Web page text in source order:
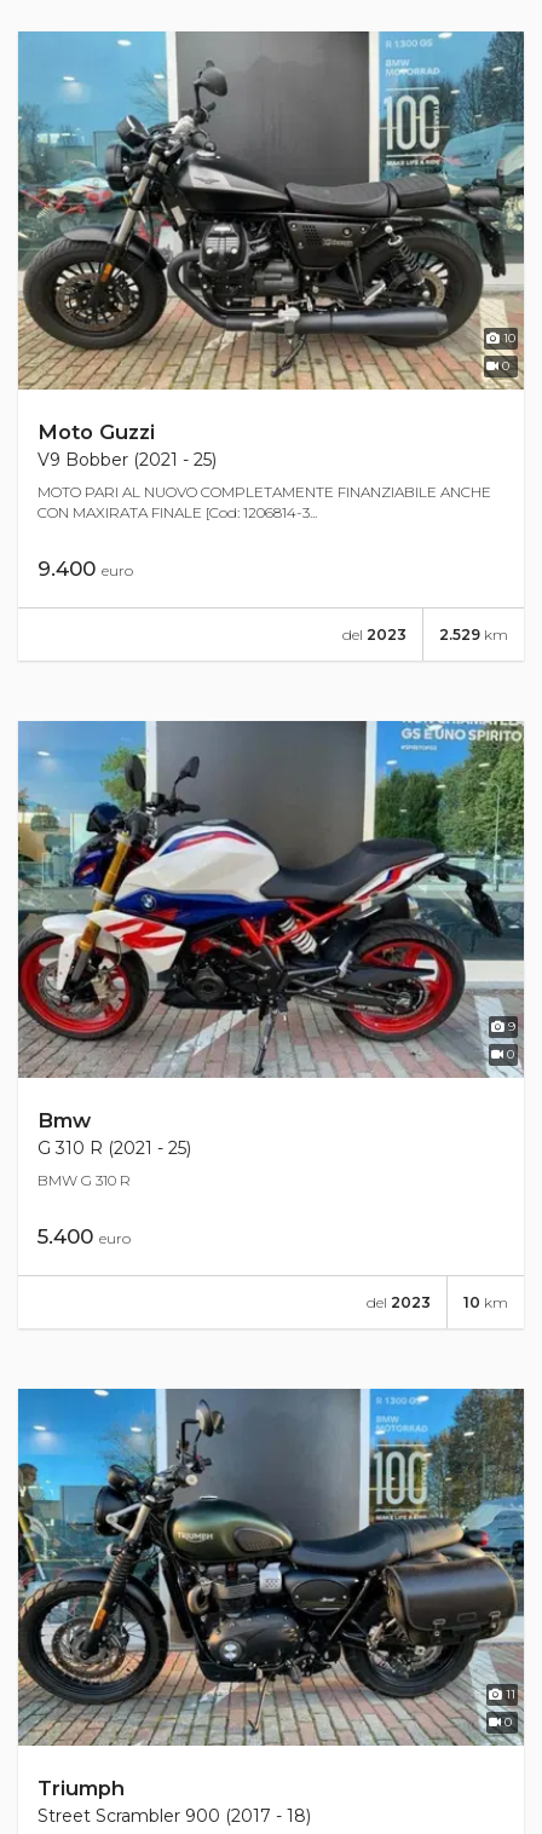
10
0
Moto Guzzi
V9 Bobber (2021 - 25)
MOTO PARI AL NUOVO COMPLETAMENTE FINANZIABILE ANCHE
CON MAXIRATA FINALE [Cod: 1206814-3...
9.400 euro
2.529 km
del 2023
9
0
Bmw
G 310 R (2021 - 25)
BMW G 310 R
5.400 euro
10 km
del 2023
11
0
Triumph
Street Scrambler 900 (2017 - 18)